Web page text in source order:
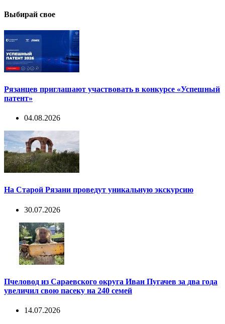
Выбирай свое
Рязанцев приглашают участвовать в конкурсе «Успешный
патент»
04.08.2026
На Старой Рязани проведут уникальную экскурсию
30.07.2026
Пчеловод из Сараевского округа Иван Пугачев за два года
увеличил свою пасеку на 240 семей
14.07.2026